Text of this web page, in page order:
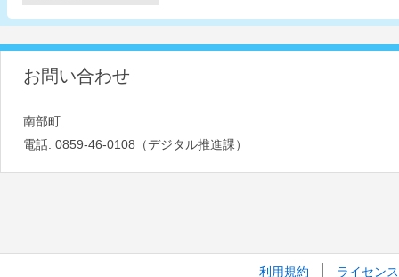
お問い合わせ
南部町
電話: 0859-46-0108（デジタル推進課）
利用規約 ライセン